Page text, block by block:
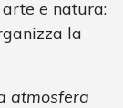
e natura:
la
atmosfera